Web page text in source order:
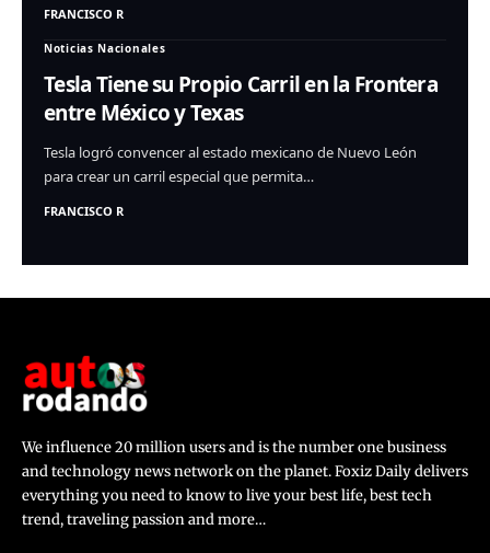
FRANCISCO R
Noticias Nacionales
Tesla Tiene su Propio Carril en la Frontera
entre México y Texas
Tesla logró convencer al estado mexicano de Nuevo León
para crear un carril especial que permita…
FRANCISCO R
We influence 20 million users and is the number one business
and technology news network on the planet. Foxiz Daily delivers
everything you need to know to live your best life, best tech
trend, traveling passion and more…